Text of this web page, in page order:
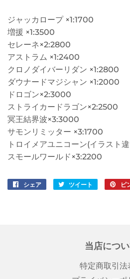
ジャッカロープ ×1:1700
増援 ×1:3500
セレーネ×2:2800
アストラム ×1:2400
クロノダイバーリダン ×1:2800
ダウナードマジシャン ×1:2000
ドロゴン×2:3000
ストライカードラゴン×2:2500
冥王結界波×3:3000
サモンリミッター ×3:1700
トロイメアユニコーン(イラスト
スモールワールド×3:2200
シェア
Facebookツイート
Twitter
ピ
当店につ
特定商取引法